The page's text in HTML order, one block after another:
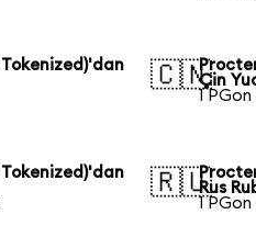
🇨🇳Çin
1
🇷🇺Rus
1